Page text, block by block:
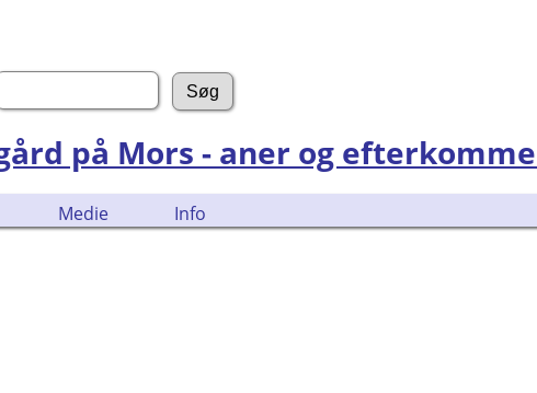
på Mors - aner og
Medie Info